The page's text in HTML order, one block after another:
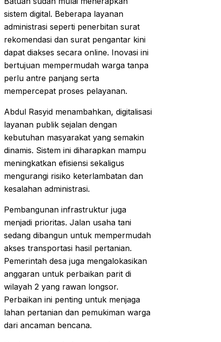
sistem digital. Beberapa layanan
administrasi seperti penerbitan surat
rekomendasi dan surat pengantar kini
dapat diakses secara online. Inovasi ini
bertujuan mempermudah warga tanpa
perlu antre panjang serta
mempercepat proses pelayanan.
Abdul Rasyid menambahkan, digitalisasi
layanan publik sejalan dengan
kebutuhan masyarakat yang semakin
dinamis. Sistem ini diharapkan mampu
meningkatkan efisiensi sekaligus
mengurangi risiko keterlambatan dan
kesalahan administrasi.
Pembangunan infrastruktur juga
menjadi prioritas. Jalan usaha tani
sedang dibangun untuk mempermudah
akses transportasi hasil pertanian.
Pemerintah desa juga mengalokasikan
anggaran untuk perbaikan parit di
wilayah 2 yang rawan longsor.
Perbaikan ini penting untuk menjaga
lahan pertanian dan pemukiman warga
dari ancaman bencana.